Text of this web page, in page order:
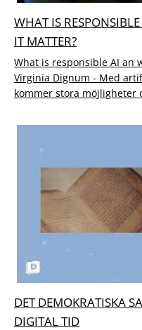
WHAT IS
IT MATTER?
What is responsible AI an
Virginia Dignum - Med
kommer stora möjligheter
DET DEMOKRATISKA
DIGITAL TID